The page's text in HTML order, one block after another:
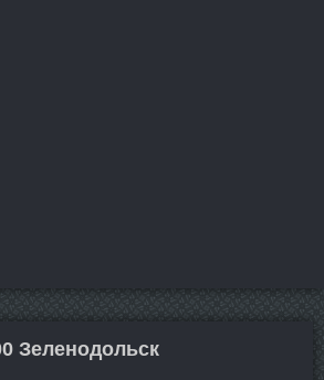
Зеленодольск